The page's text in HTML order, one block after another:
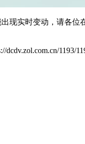
实时变动，请各
dcdv.zol.com.cn/1193/